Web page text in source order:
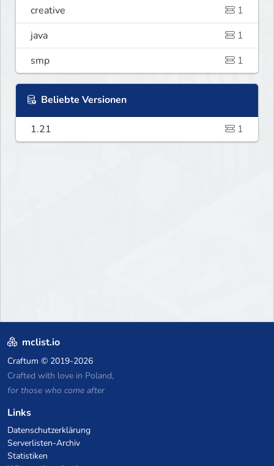
creative
1
java
1
smp
1
Beliebte Versionen
1.21 1
mclist.io
Craftum © 2019-2026
Crafted with love in Poland,
for those who come after
Links
Datenschutzerklärung
Serverlisten-Archiv
Statistiken